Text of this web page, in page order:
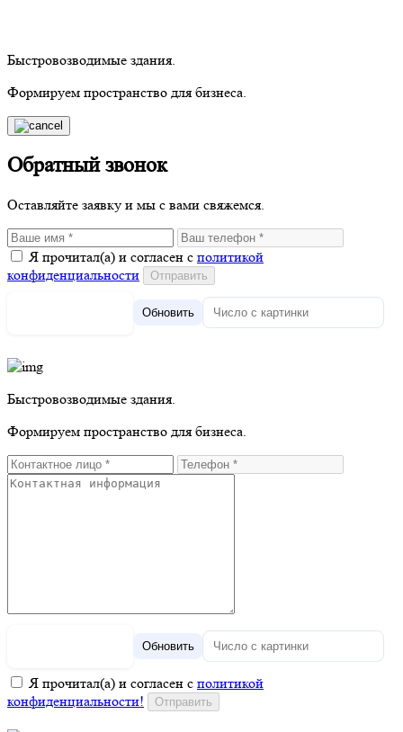
Быстровозводимые здания.
Формируем пространство для бизнеса.
Обратный звонок
Оставляйте заявку и мы с вами свяжемся.
Я прочитал(а) и согласен с политикой
конфиденциальности
Обновить
Быстровозводимые здания.
Формируем пространство для бизнеса.
Обновить
Я прочитал(а) и согласен с политикой
конфиденциальности!